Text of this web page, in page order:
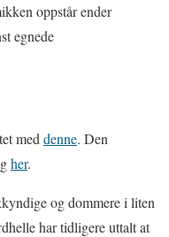
oppstår ender
egnede
med denne. Den
her.
og dommere i liten
har tidligere uttalt at